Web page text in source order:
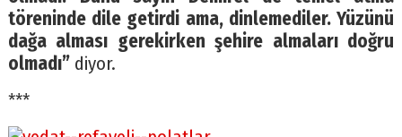
töreninde dile getirdi ama, dinlemediler. Yüzünü
dağa alması gerekirken şehire almaları doğru
olmadı”diyor.
***